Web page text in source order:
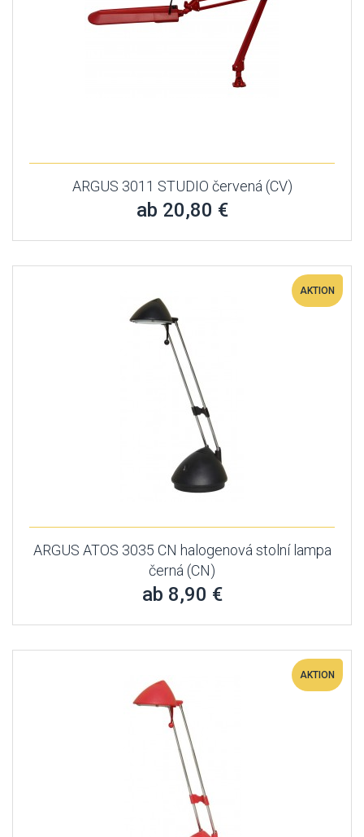
ARGUS 3011 STUDIO červená (CV)
ab 20,80 €
AKTION
ARGUS ATOS 3035 CN halogenová stolní lampa
černá (CN)
ab 8,90 €
AKTION